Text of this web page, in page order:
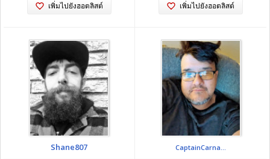
เพิ่มไปยังฮอตลิสต์
เพิ่มไปยังฮอตลิสต์
Shane807
CaptainCarna...